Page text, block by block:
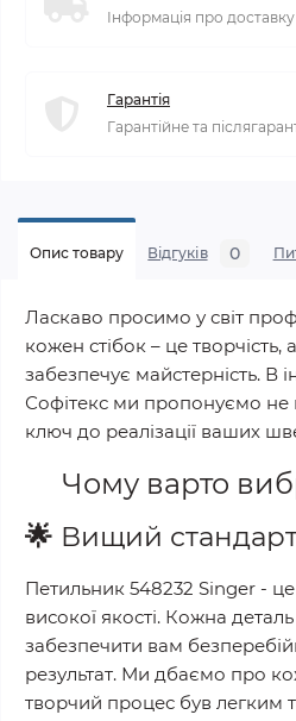
Інформація про
Гарантія
Гарантійне та
Опис товару Відгуків 0
Ласкаво просимо у світ
кожен стібок – це творчість,
забезпечує майстерність. В
Софітекс ми пропонуємо не
ключ до реалізації ваших
Чому варто
🌟 Вищий стандарт
Петильник 548232 Singer - це
високої якості. Кожна
забезпечити вам
результат. Ми дбаємо про
творчий процес був легким